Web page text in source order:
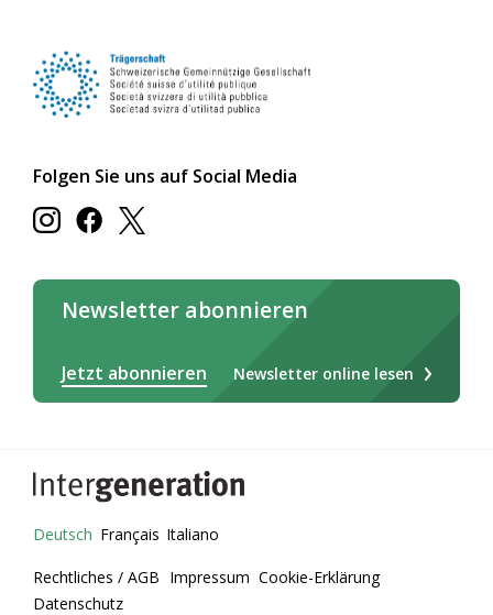
Folgen Sie uns auf Social Media
Newsletter abonnieren
Jetzt abonnieren Newsletter online lesen
Rechtliches / AGB Impressum Cookie-Erklärung
Datenschutz
Deutsch Français Italiano